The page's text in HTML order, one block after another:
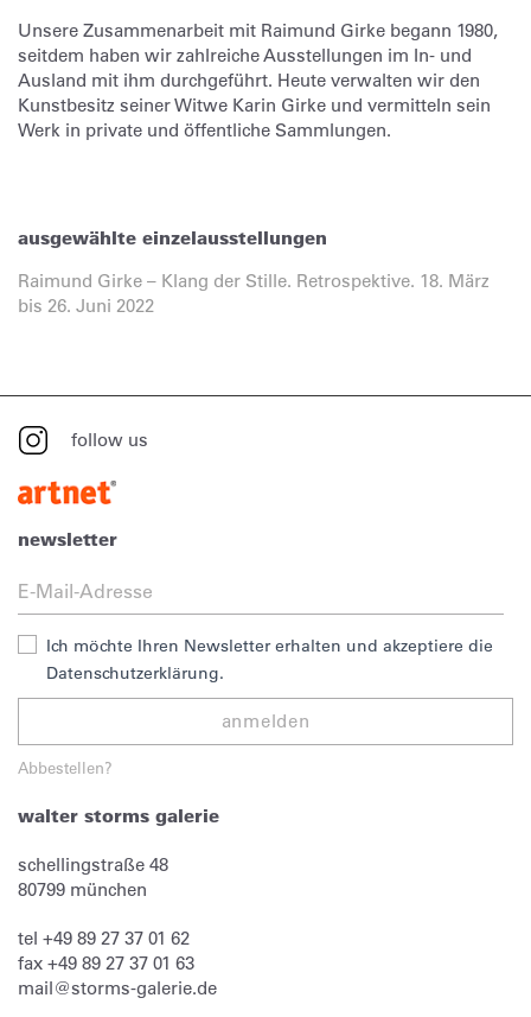
Unsere Zusammenarbeit mit Raimund Girke begann 1980,
seitdem haben wir zahlreiche Ausstellungen im In- und
Ausland mit ihm durchgeführt. Heute verwalten wir den
Kunstbesitz seiner Witwe Karin Girke und vermitteln sein
Werk in private und öffentliche Sammlungen.
ausgewählte einzelausstellungen
Raimund Girke – Klang der Stille. Retrospektive. 18. März
bis 26. Juni 2022
follow us
newsletter
Ich möchte Ihren Newsletter erhalten und akzeptiere die
Datenschutzerklärung.
anmelden
Abbestellen?
walter storms galerie
schellingstraße 48
80799 münchen
tel +49 89 27 37 01 62
fax +49 89 27 37 01 63
mail@storms-galerie.de